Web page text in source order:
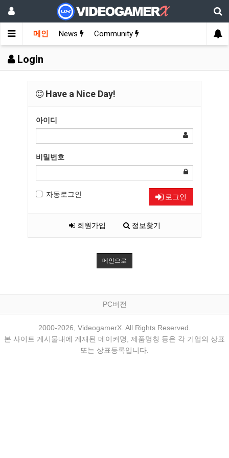
메인 News Community
Login
Have a Nice Day!
아이디
비밀번호
자동로그인 로그인
회원가입 정보찾기
메인으로
PC버전
2000-2026, VideogamerX. All Rights Reserved.
본 사이트 게시물내에 게재된 메이커명, 제품명칭 등은 각 기업의 상표
또는 상표등록입니다.